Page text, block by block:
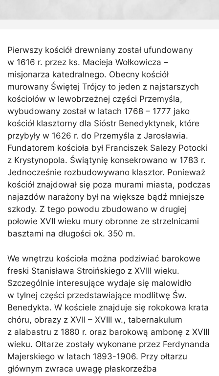
Pierwszy kościół drewniany został ufundowany
w 1616 r. przez ks. Macieja Wołkowicza –
misjonarza katedralnego. Obecny kościół
murowany Świętej Trójcy to jeden z najstarszych
kościołów w lewobrzeżnej części Przemyśla,
wybudowany został w latach 1768 – 1777 jako
kościół klasztorny dla Sióstr Benedyktynek, które
przybyły w 1626 r. do Przemyśla z Jarosławia.
Fundatorem kościoła był Franciszek Salezy Potocki
z Krystynopola. Świątynię konsekrowano w 1783 r.
Jednocześnie rozbudowywano klasztor. Ponieważ
kościół znajdował się poza murami miasta, podczas
najazdów narażony był na większe bądź mniejsze
szkody. Z tego powodu zbudowano w drugiej
połowie XVII wieku mury obronne ze strzelnicami
basztami na długości ok. 350 m.
We wnętrzu kościoła można podziwiać barokowe
freski Stanisława Stroińskiego z XVIII wieku.
Szczególnie interesujące wydaje się malowidło
w tylnej części przedstawiające modlitwę Św.
Benedykta. W kościele znajduje się rokokowa krata
chóru, obrazy z XVII – XVIII w., tabernakulum
z alabastru z 1880 r. oraz barokową ambonę z XVIII
wieku. Ołtarze zostały wykonane przez Ferdynanda
Majerskiego w latach 1893-1906. Przy ołtarzu
głównym zwraca uwagę płaskorzeźba